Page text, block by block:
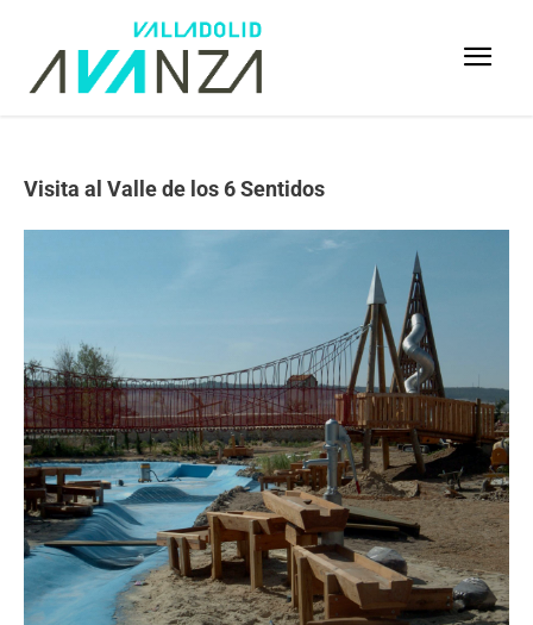
Visita al Valle de los 6 Sentidos